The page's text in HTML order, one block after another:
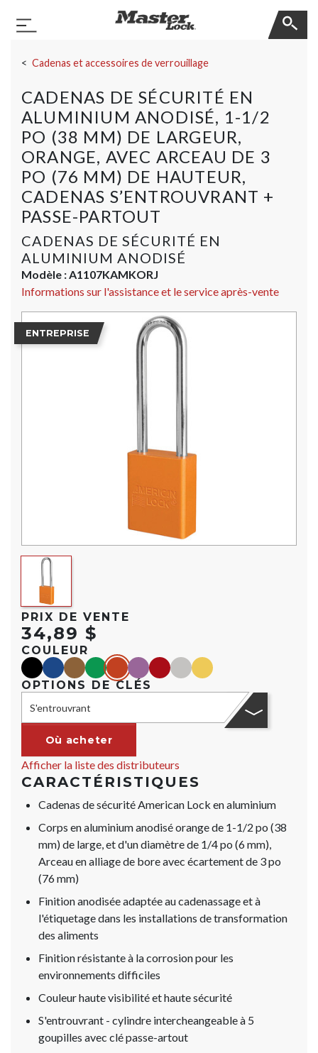
Basculer la navigation
Cadenas et accessoires de verrouillage
CADENAS DE SÉCURITÉ EN
ALUMINIUM ANODISÉ, 1-1/2
PO (38 MM) DE LARGEUR,
ORANGE, AVEC ARCEAU DE 3
PO (76 MM) DE HAUTEUR,
CADENAS S’ENTROUVRANT +
PASSE-PARTOUT
CADENAS DE SÉCURITÉ EN
ALUMINIUM ANODISÉ
Modèle :A1107KAMKORJ
Informations sur l'assistance et le service après-vente
ENTREPRISE
PRIX DE VENTE
34,89 $
COULEUR
blackblueMarrongreenorangepurplered Argentyellow
OPTIONS DE CLÉS
S'entrouvrant
Où acheter
Afficher la liste des distributeurs
CARACTÉRISTIQUES
Cadenas de sécurité American Lock en aluminium
Corps en aluminium anodisé orange de 1-1/2 po (38
mm) de large, et d'un diamètre de 1/4 po (6 mm),
Arceau en alliage de bore avec écartement de 3 po
(76 mm)
Finition anodisée adaptée au cadenassage et à
l'étiquetage dans les installations de transformation
des aliments
Finition résistante à la corrosion pour les
environnements difficiles
Couleur haute visibilité et haute sécurité
S'entrouvrant - cylindre intercheangeable à 5
goupilles avec clé passe-artout